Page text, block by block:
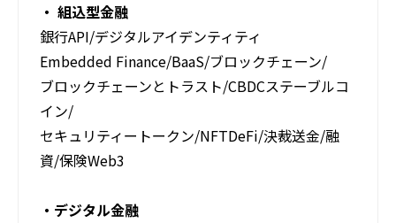
・ 組込型金融
銀行API/デジタルアイデンティティ​
Embedded Finance/BaaS/​ブロックチェーン/
ブロックチェーン​とトラスト/CBDCステーブルコ
イン/​
セキュリティートークン/NFTDeFi/​決裁送金/融
資/保険​Web3
・デジタル金融​